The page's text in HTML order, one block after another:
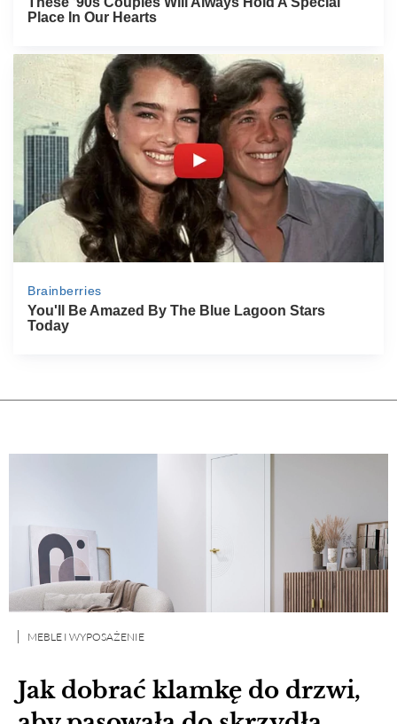
Jak dobrać klamkę do drzwi,
MEBLE I WYPOSAŻENIE